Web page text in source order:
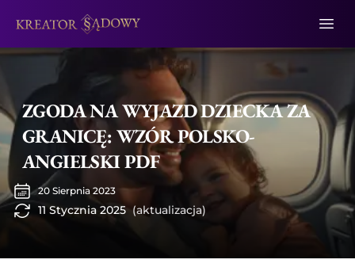
ZGODA NA WYJAZD DZIECKA ZA
GRANICĘ: WZÓR POLSKO-
ANGIELSKI PDF
20 Sierpnia 2023
11 Stycznia 2025 (aktualizacja)